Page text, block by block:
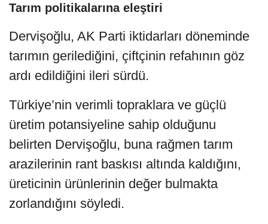
Tarım politikalarına eleştiri
Dervişoğlu, AK Parti iktidarları döneminde
tarımın gerilediğini, çiftçinin refahının göz
ardı edildiğini ileri sürdü.
Türkiye’nin verimli topraklara ve güçlü
üretim potansiyeline sahip olduğunu
belirten Dervişoğlu, buna rağmen tarım
arazilerinin rant baskısı altında kaldığını,
üreticinin ürünlerinin değer bulmakta
zorlandığını söyledi.